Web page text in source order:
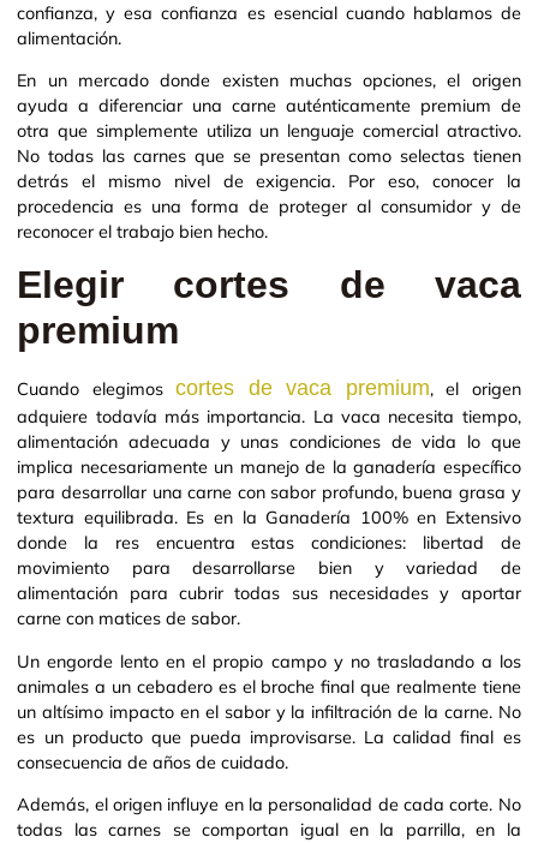
confianza, y esa confianza es esencial cuando hablamos de
alimentación.
En un mercado donde existen muchas opciones, el origen
ayuda a diferenciar una carne auténticamente premium de
otra que simplemente utiliza un lenguaje comercial atractivo.
No todas las carnes que se presentan como selectas tienen
detrás el mismo nivel de exigencia. Por eso, conocer la
procedencia es una forma de proteger al consumidor y de
reconocer el trabajo bien hecho.
Elegir cortes de vaca
premium
Cuando elegimoscortes de vaca premium, el origen
adquiere todavía más importancia. La vaca necesita tiempo,
alimentación adecuada y unas condiciones de vida lo que
implica necesariamente un manejo de la ganadería específico
para desarrollar una carne con sabor profundo, buena grasa y
textura equilibrada. Es en la Ganadería 100% en Extensivo
donde la res encuentra estas condiciones: libertad de
movimiento para desarrollarse bien y variedad de
alimentación para cubrir todas sus necesidades y aportar
carne con matices de sabor.
Un engorde lento en el propio campo y no trasladando a los
animales a un cebadero es el broche final que realmente tiene
un altísimo impacto en el sabor y la infiltración de la carne. No
es un producto que pueda improvisarse. La calidad final es
consecuencia de años de cuidado.
Además, el origen influye en la personalidad de cada corte. No
todas las carnes se comportan igual en la parrilla, en la